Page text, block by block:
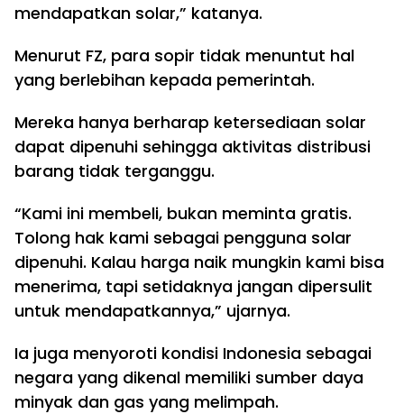
mendapatkan solar,” katanya.
Menurut FZ, para sopir tidak menuntut hal
yang berlebihan kepada pemerintah.
Mereka hanya berharap ketersediaan solar
dapat dipenuhi sehingga aktivitas distribusi
barang tidak terganggu.
“Kami ini membeli, bukan meminta gratis.
Tolong hak kami sebagai pengguna solar
dipenuhi. Kalau harga naik mungkin kami bisa
menerima, tapi setidaknya jangan dipersulit
untuk mendapatkannya,” ujarnya.
Ia juga menyoroti kondisi Indonesia sebagai
negara yang dikenal memiliki sumber daya
minyak dan gas yang melimpah.